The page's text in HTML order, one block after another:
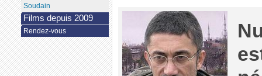
Soudain
Films depuis 2009
Rendez-vous